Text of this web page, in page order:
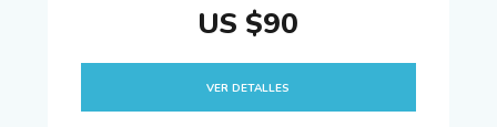
US $90
VER DETALLES